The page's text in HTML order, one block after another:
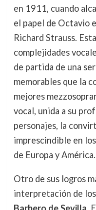
en 1911, cuando
el papel de Octavio
Richard Strauss.
complejidades
de partida de una
memorables que la
mejores
vocal, unida a su
personajes, la
imprescindible en
de Europa y América.
Otro de sus logros
interpretación de